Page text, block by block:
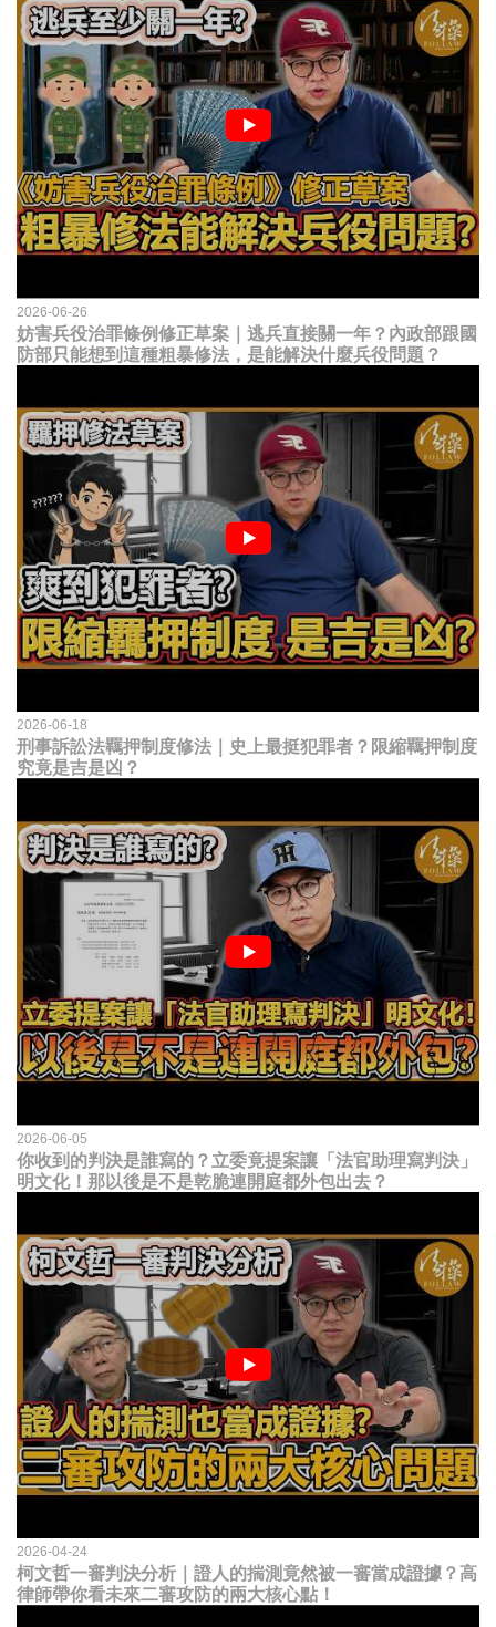
2026-06-26
妨害兵役治罪條例修正草案｜逃兵直接關一年？內政部跟國
防部只能想到這種粗暴修法，是能解決什麼兵役問題？
2026-06-18
刑事訴訟法羈押制度修法｜史上最挺犯罪者？限縮羈押制度
究竟是吉是凶？
2026-06-05
你收到的判決是誰寫的？立委竟提案讓「法官助理寫判決」
明文化！那以後是不是乾脆連開庭都外包出去？
2026-04-24
柯文哲一審判決分析｜證人的揣測竟然被一審當成證據？高
律師帶你看未來二審攻防的兩大核心點！